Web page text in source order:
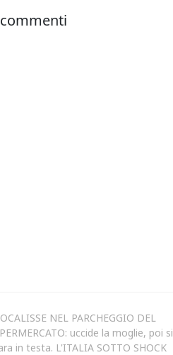
NEL PARCHEGGIO DEL
uccide la moglie, poi si
in testa. L'ITALIA SOTTO SHOCK